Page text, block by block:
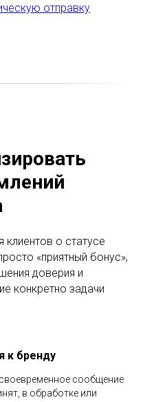
отправку
о статусе
«приятный бонус»,
доверия и
конкретно задачи
к бренду
сообщение
в обработке или